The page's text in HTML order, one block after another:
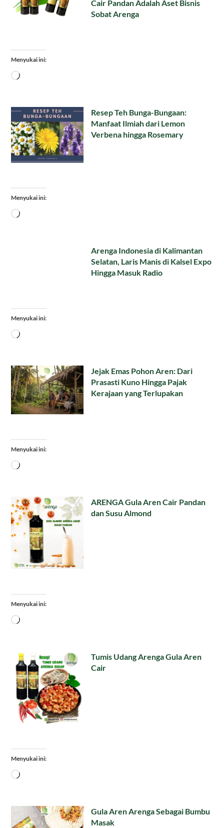
Cair Pandan Adalah Aset Bisnis
Sobat Arenga
Menyukai ini:
Memuat...
Resep Teh Bunga-Bungaan:
Manfaat Ilmiah dari Lemon
Verbena hingga Rosemary
Menyukai ini:
Memuat...
Arenga Indonesia di Kalimantan
Selatan, Laris Manis di Kalsel Expo
Hingga Masuk Radio
Menyukai ini:
Memuat...
Jejak Emas Pohon Aren: Dari
Prasasti Kuno Hingga Pajak
Kerajaan yang Terlupakan
Menyukai ini:
Memuat...
ARENGA Gula Aren Cair Pandan
dan Susu Almond
Menyukai ini:
Memuat...
Tumis Udang Arenga Gula Aren
Cair
Menyukai ini:
Memuat...
Gula Aren Arenga Sebagai Bumbu
Masak